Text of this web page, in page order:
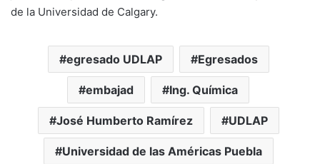
de la Universidad de Calgary.
egresado UDLAP Egresados
embajad Ing. Química
José Humberto Ramírez UDLAP
Universidad de las Américas Puebla